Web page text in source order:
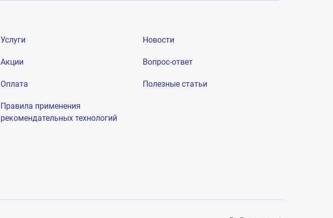
Услуги
Акции
Оплата
Правила применения
рекомендательных технологий
Новости
Вопрос-ответ
Полезные статьи